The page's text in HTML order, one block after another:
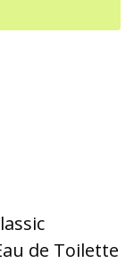
de Toilette